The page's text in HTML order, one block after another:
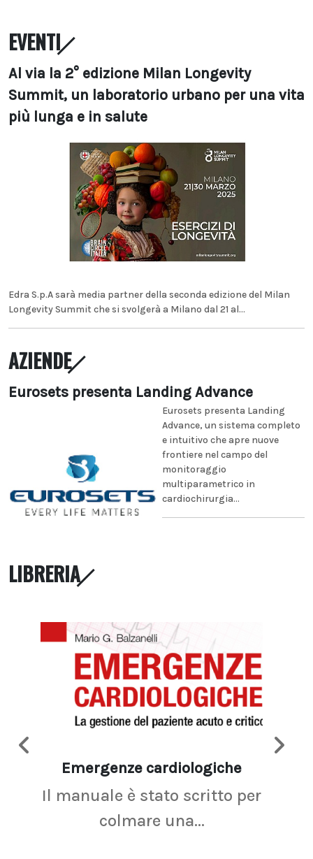
EVENTI
Al via la 2° edizione Milan Longevity
Summit, un laboratorio urbano per una vita
più lunga e in salute
Edra S.p.A sarà media partner della seconda edizione del Milan
Longevity Summit che si svolgerà a Milano dal 21 al...
AZIENDE
Eurosets presenta Landing Advance
Eurosets presenta Landing
Advance, un sistema completo
e intuitivo che apre nuove
frontiere nel campo del
monitoraggio
multiparametrico in
cardiochirurgia...
LIBRERIA
Emergenze cardiologiche
Il manuale è stato scritto per
colmare una...